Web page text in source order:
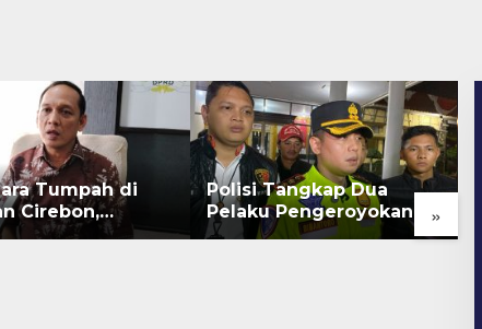
»
Tumpah di
Cirebon,
bagi Kerang
Polisi Tangkap Dua
Pelaku Pengeroyokan
Pengunjung GTC